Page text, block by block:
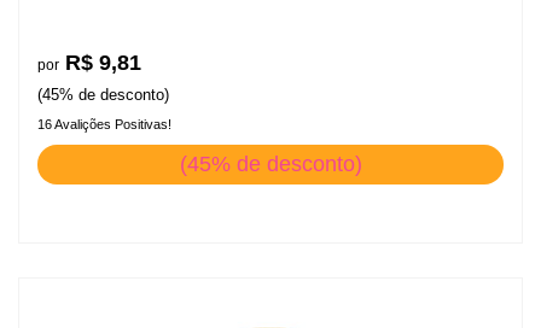
por R$ 9,81
(45% de desconto)
16 Avalições Positivas!
(45% de desconto)